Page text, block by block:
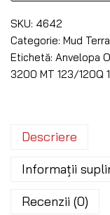
SKU: 4642
Categorie: Mud
Etichetă: Anvelopa
3200 MT 123/120Q
Descriere
Informații
Recenzii (0)